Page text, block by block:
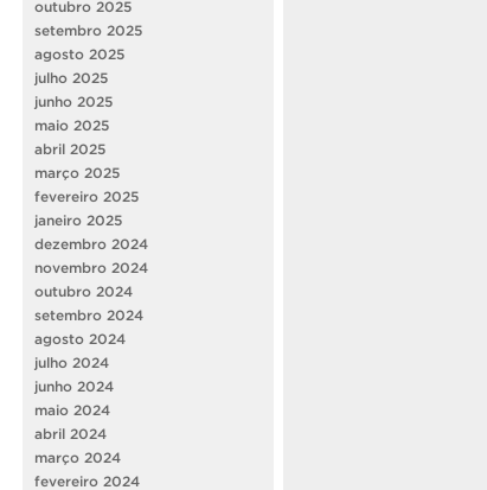
outubro 2025
setembro 2025
agosto 2025
julho 2025
junho 2025
maio 2025
abril 2025
março 2025
fevereiro 2025
janeiro 2025
dezembro 2024
novembro 2024
outubro 2024
setembro 2024
agosto 2024
julho 2024
junho 2024
maio 2024
abril 2024
março 2024
fevereiro 2024